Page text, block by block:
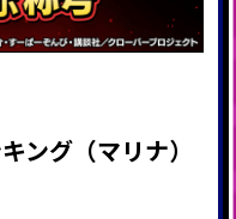
ング（マリナ）